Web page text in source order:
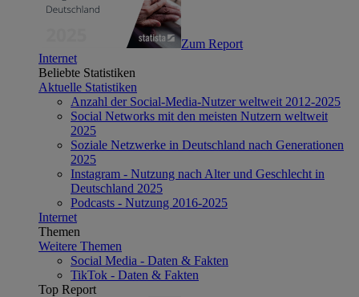
Zum Report
Internet
Beliebte Statistiken
Aktuelle Statistiken
Anzahl der Social-Media-Nutzer weltweit 2012-2025
Social Networks mit den meisten Nutzern weltweit
2025
Soziale Netzwerke in Deutschland nach Generationen
2025
Instagram - Nutzung nach Alter und Geschlecht in
Deutschland 2025
Podcasts - Nutzung 2016-2025
Internet
Themen
Weitere Themen
Social Media - Daten & Fakten
TikTok - Daten & Fakten
Top Report